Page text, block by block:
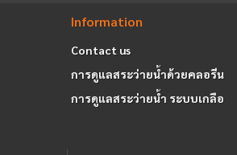
Information
Contact us
การดูแลสระว่ายน้ำด้วยคลอรีน
การดูแลสระว่ายน้ำ ระบบเกลือ